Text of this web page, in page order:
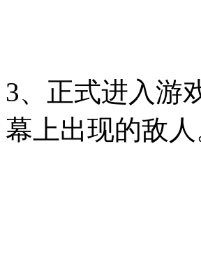
3、正式进入游
幕上出现的敌人